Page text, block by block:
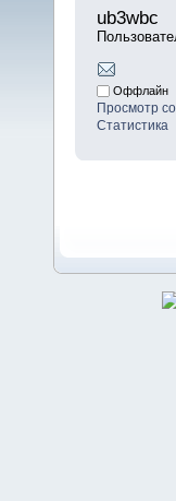
ub3wbc
Оффлайн
Просмотр
Статистика